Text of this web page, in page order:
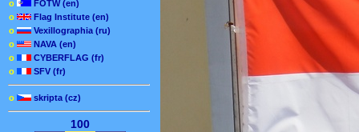
o
FOTW (en)
o
Flag Institute (en)
o
Vexillographia (ru)
o
NAVA (en)
o
CYBERFLAG (fr)
o
SFV (fr)
o skripta (cz)
100